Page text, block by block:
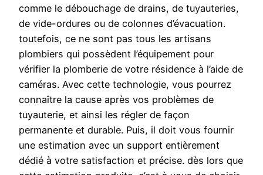
comme le débouchage de drains, de tuyauteries,
de vide-ordures ou de colonnes d’évacuation.
toutefois, ce ne sont pas tous les artisans
plombiers qui possèdent l’équipement pour
vérifier la plomberie de votre résidence à l’aide de
caméras. Avec cette technologie, vous pourrez
connaître la cause après vos problèmes de
tuyauterie, et ainsi les régler de façon
permanente et durable. Puis, il doit vous fournir
une estimation avec un support entièrement
dédié à votre satisfaction et précise. dès lors que